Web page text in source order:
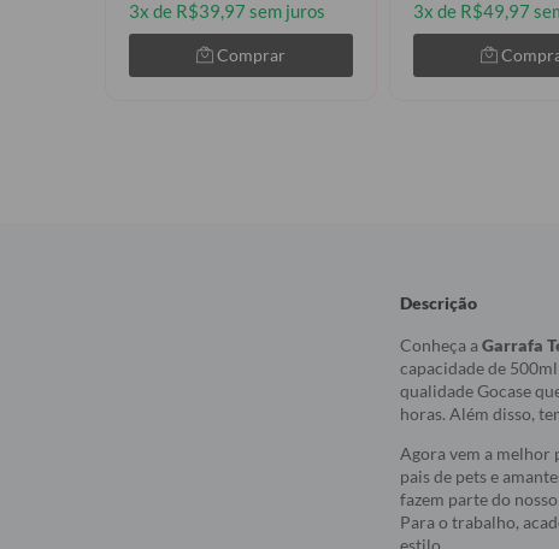
3x de R$39,97 sem juros
Comprar
3x de R$49,97
Descrição
Conheça a Garrafa
capacidade de
qualidade Gocase
horas. Além disso,
Agora vem a melhor
pais de pets e
fazem parte do
Para o trabalho,
estilo.